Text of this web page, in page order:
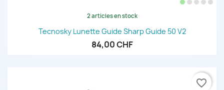
2 articles en stock
Tecnosky Lunette Guide Sharp Guide 50 V2
84,00 CHF
favorite_border